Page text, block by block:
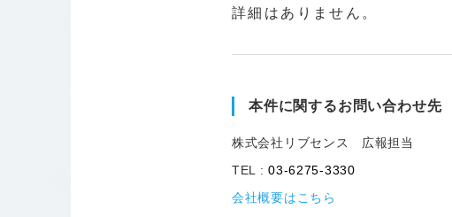
詳細はありません。
本件に関するお問い合わせ先
株式会社リブセンス 広報担当
TEL :03-6275-3330
会社概要はこちら